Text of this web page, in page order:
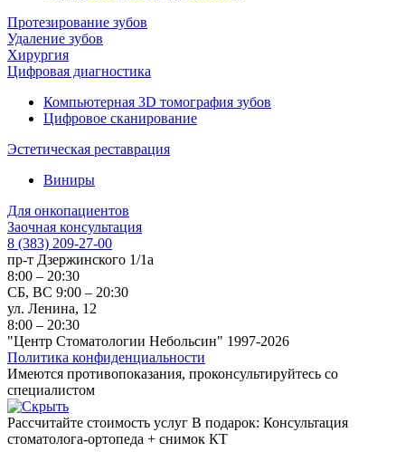
Протезирование зубов
Удаление зубов
Хирургия
Цифровая диагностика
Компьютерная 3D томография зубов
Цифровое сканирование
Эстетическая реставрация
Виниры
Для онкопациентов
Заочная консультация
8 (383) 209-27-00
пр-т Дзержинского 1/1а
8:00 – 20:30
СБ, ВС 9:00 – 20:30
ул. Ленина, 12
8:00 – 20:30
"Центр Стоматологии Небольсин" 1997-2026
Политика конфиденциальности
Имеются противопоказания, проконсультируйтесь со
специалистом
Рассчитайте стоимость услуг В подарок: Консультация
стоматолога-ортопеда + снимок КТ